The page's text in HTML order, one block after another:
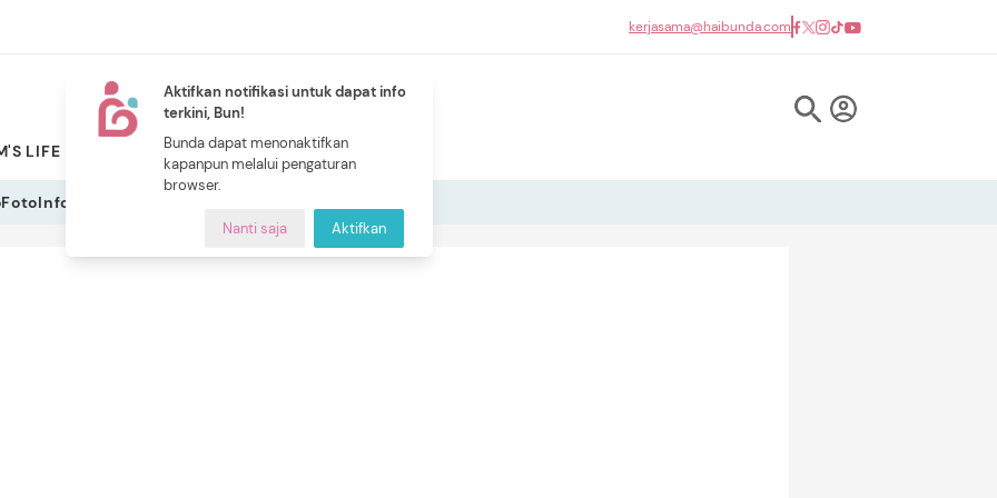
Aktifkan notifikasi untuk dapat info
terkini, Bun!
Bunda dapat menonaktifkan
kapanpun melalui pengaturan
browser.
Nanti saja Aktifkan
kerjasama@haibunda.com
LIFE PILIHAN BUNDA
NEW
CERITA BUNDA
FotoInfografis